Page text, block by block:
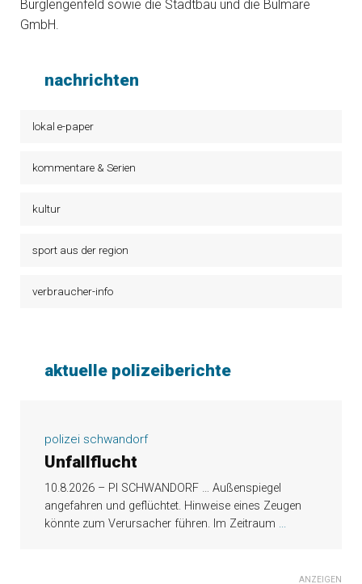
Burglengenfeld sowie die Stadtbau und die Bulmare
GmbH.
nachrichten
lokal e-paper
kommentare & Serien
kultur
sport aus der region
verbraucher-info
aktuelle polizeiberichte
polizei schwandorf
Unfallflucht
10.8.2026 – PI SCHWANDORF … Außenspiegel
angefahren und geflüchtet. Hinweise eines Zeugen
könnte zum Verursacher führen. Im Zeitraum ...
ANZEIGEN